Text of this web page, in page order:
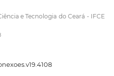
e Tecnologia do Ceará - IFCE